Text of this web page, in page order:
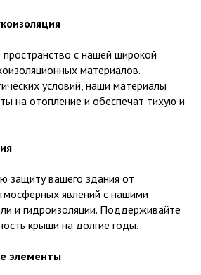
с нашей широкой
материалов.
условий, наши материалы
на отопление и обеспечат тихую и
защиту вашего здания от
явлений с нашими
и гидроизоляции. Поддерживайте
крыши на долгие годы.
элементы